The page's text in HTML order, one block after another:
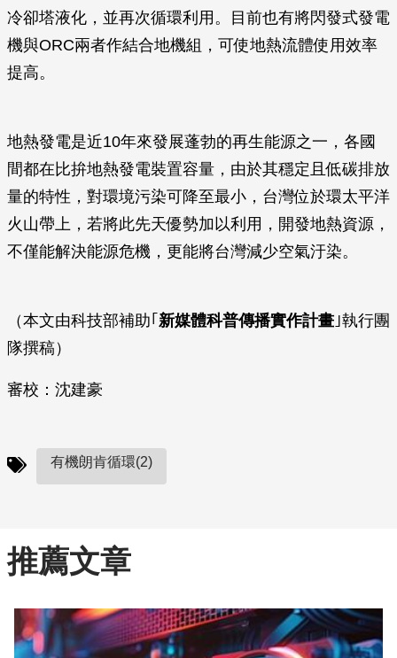
冷卻塔液化，並再次循環利用。目前也有將閃發式發電
機與ORC兩者作結合地機組，可使地熱流體使用效率
提高。
地熱發電是近10年來發展蓬勃的再生能源之一，各國
間都在比拚地熱發電裝置容量，由於其穩定且低碳排放
量的特性，對環境污染可降至最小，台灣位於環太平洋
火山帶上，若將此先天優勢加以利用，開發地熱資源，
不僅能解決能源危機，更能將台灣減少空氣汙染。
（本文由科技部補助｢ 新媒體科普傳播實作計畫 ｣執行團
隊撰稿）
審校：沈建豪
有機朗肯循環(2)
推薦文章